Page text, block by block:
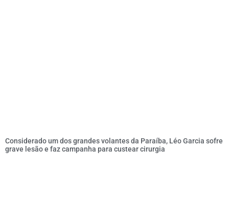
Considerado um dos grandes volantes da Paraíba, Léo Garcia sofre
grave lesão e faz campanha para custear cirurgia